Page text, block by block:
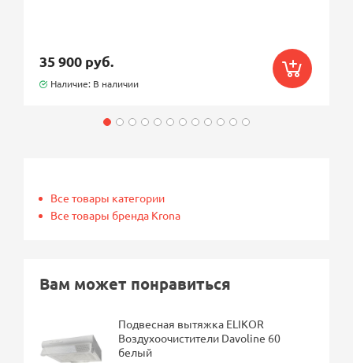
35 900 руб.
Наличие: В наличии
Все товары категории
Все товары бренда Krona
Вам может понравиться
Подвесная вытяжка ELIKOR
Воздухоочистители Davoline 60
белый